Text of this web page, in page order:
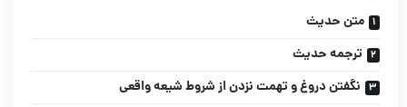
متن حدیث
ترجمه حدیث
نگفتن دروغ و تهمت نزدن از شروط شیعه واقعی